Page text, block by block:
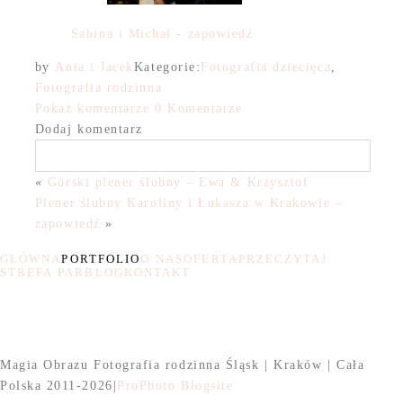
Sabina i Michał - zapowiedź
by Ania i Jacek Kategorie: Fotografia dziecięca
Fotografia rodzinna
Pokaż komentarze 0 Komentarze
Dodaj komentarz
« Górski plener ślubny – Ewa & Krzysztof
Plener ślubny Karoliny i Łukasza w Krakowie –
zapowiedź »
GŁÓWNAPORTFOLIO O NAS OFERTA PRZECZYTAJ
STREFA PAR BLOG KONTAKT
Magia Obrazu Fotografia rodzinna Śląsk | Kraków | Cała
Polska 2011-2026 ProPhoto Blogsite